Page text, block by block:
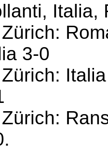
Italia,
3-0